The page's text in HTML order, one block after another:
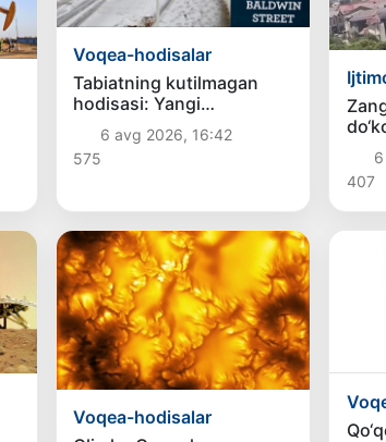
Voqea-hodisalar
Tabiatning kutilmagan
hodisasi: Yangi
Zelandiyaga qalin qor
yog‘di6 avg 2026, 16:42
575
407
Voqea-hodisalar